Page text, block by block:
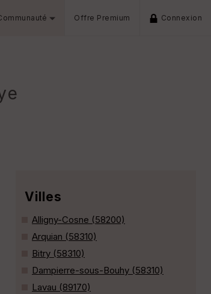
Offre Premium Connexion
Villes
Alligny-Cosne (58200)
Arquian (58310)
Bitry (58310)
Dampierre-sous-Bouhy (58310)
Lavau (89170)